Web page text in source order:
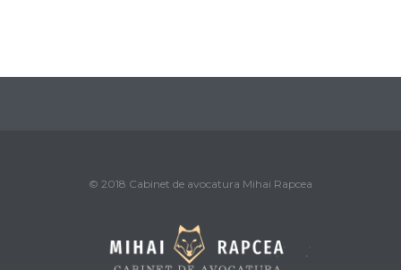
© 2018 Cabinet de avocatura Mihai Rapcea